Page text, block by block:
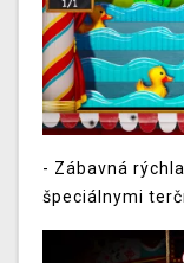
- Zábavná
špeciálnymi